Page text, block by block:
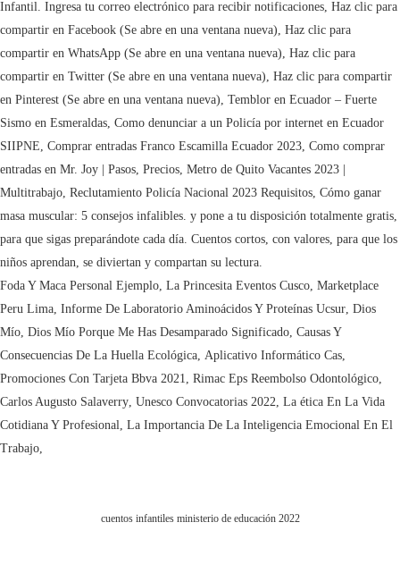
Foda Y Maca Personal Ejemplo, La Princesita Eventos Cusco, Marketplace
Peru Lima, Informe De Laboratorio Aminoácidos Y Proteínas Ucsur, Dios
Mío, Dios Mío Porque Me Has Desamparado Significado, Causas Y
Consecuencias De La Huella Ecológica, Aplicativo Informático Cas,
Promociones Con Tarjeta Bbva 2021, Rimac Eps Reembolso Odontológico,
Carlos Augusto Salaverry, Unesco Convocatorias 2022, La ética En La Vida
Cotidiana Y Profesional, La Importancia De La Inteligencia Emocional En El
Trabajo,
cuentos infantiles ministerio de educación 2022